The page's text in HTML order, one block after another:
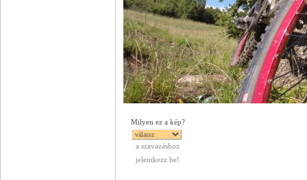
Milyen ez a kép?
a szavazáshoz
jelentkezz be!